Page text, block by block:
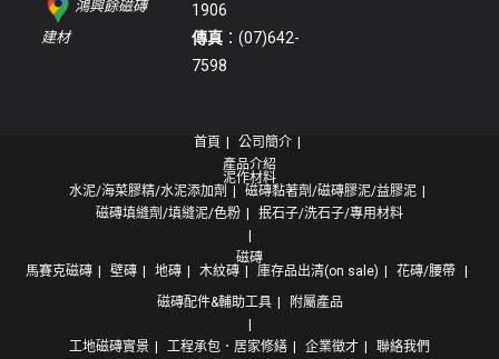
鴻興餘磁磚
建材:
1906
傳真：(07)642-
7598
首頁
公司簡介
產品介紹
泥作材料
水泥/海菜膠精/水泥添加劑
磁磚黏著劑/磁磚膠泥/益膠泥
磁磚填縫劑/填縫泥/色粉
抿石子/洗石子/專用材料
磁磚
馬賽克磁磚
壁磚 地磚 木紋磚 庫存品出清(on sale)
花磚/腰帶
磁磚配件&輔助工具
附屬產品
工地磁磚實景 工程承包．居家修繕 企業徵才 聯絡我們